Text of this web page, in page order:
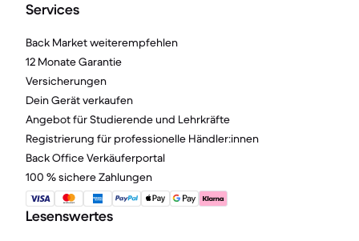
Services
Back Market weiterempfehlen
12 Monate Garantie
Versicherungen
Dein Gerät verkaufen
Angebot für Studierende und Lehrkräfte
Registrierung für professionelle Händler:innen
Back Office Verkäuferportal
100 % sichere Zahlungen
Lesenswertes